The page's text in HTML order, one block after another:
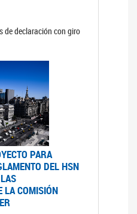
de declaración con giro
PARA
DEL HSN
LA COMISIÓN